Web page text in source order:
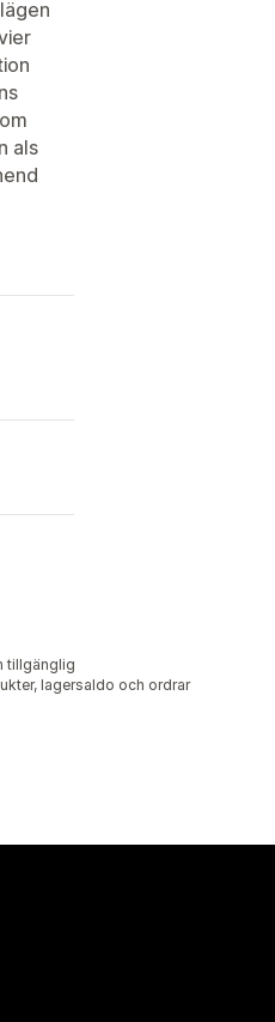
als
tillgänglig
lagersaldo och ordrar